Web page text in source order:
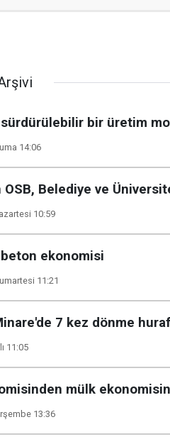
sürdürülebilir bir üretim
14:06
Belediye ve
10:59
beton ekonomisi
11:21
7 kez dönme
11:05
mülk
13:36